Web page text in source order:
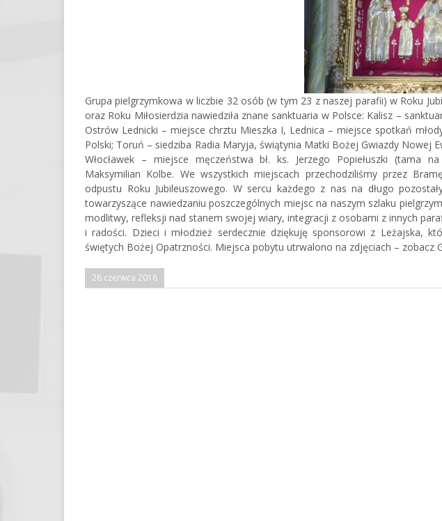
Grupa pielgrzymkowa w liczbie 32 osób (w tym 23 z naszej parafii) w Roku
oraz Roku Miłosierdzia nawiedziła znane sanktuaria w Polsce: Kalisz –
Ostrów Lednicki – miejsce chrztu Mieszka I, Lednica – miejsce spotkań
Polski; Toruń – siedziba Radia Maryja, świątynia Matki Bożej Gwiazdy Nowej
Włocławek – miejsce męczeństwa bł. ks. Jerzego Popiełuszki (tama
Maksymilian Kolbe. We wszystkich miejscach przechodziliśmy przez
odpustu Roku Jubileuszowego. W sercu każdego z nas na długo
towarzyszące nawiedzaniu poszczególnych miejsc na naszym szlaku
modlitwy, refleksji nad stanem swojej wiary, integracji z osobami z innych
i radości. Dzieci i młodzież serdecznie dziękuję sponsorowi z Leżajska,
świętych Bożej Opatrzności. Miejsca pobytu utrwalono na zdjęciach – zobacz
26 czerwca 2016